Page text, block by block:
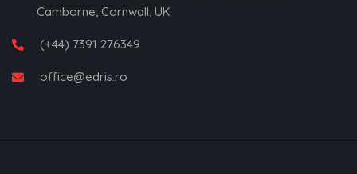
Camborne, Cornwall, UK
(+44) 7391 276349
office@edris.ro